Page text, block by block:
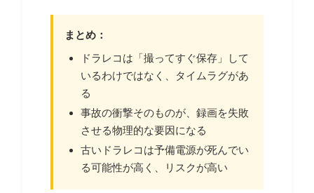
まとめ：
ドラレコは「撮ってすぐ保存」して
いるわけではなく、タイムラグがあ
る
事故の衝撃そのものが、録画を失敗
させる物理的な要因になる
古いドラレコは予備電源が死んでい
る可能性が高く、リスクが高い